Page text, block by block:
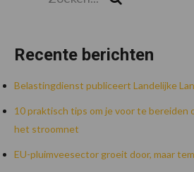
Recente berichten
Belastingdienst publiceert Landelijke
10 praktisch tips om je voor te bereiden
het stroomnet
EU-pluimveesector groeit door, maar